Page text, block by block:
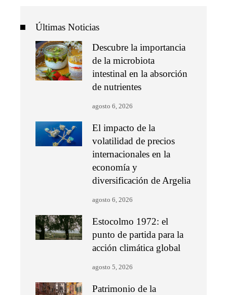
Últimas Noticias
Descubre la importancia
de la microbiota
intestinal en la absorción
de nutrientes
agosto 6, 2026
El impacto de la
volatilidad de precios
internacionales en la
economía y
diversificación de Argelia
agosto 6, 2026
Estocolmo 1972: el
punto de partida para la
acción climática global
agosto 5, 2026
Patrimonio de la